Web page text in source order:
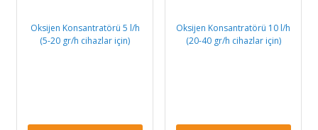
Oksijen Konsantratörü 5 l/h
(5-20 gr/h cihazlar için)
Oksijen Konsantratörü 10 l/h
(20-40 gr/h cihazlar için)